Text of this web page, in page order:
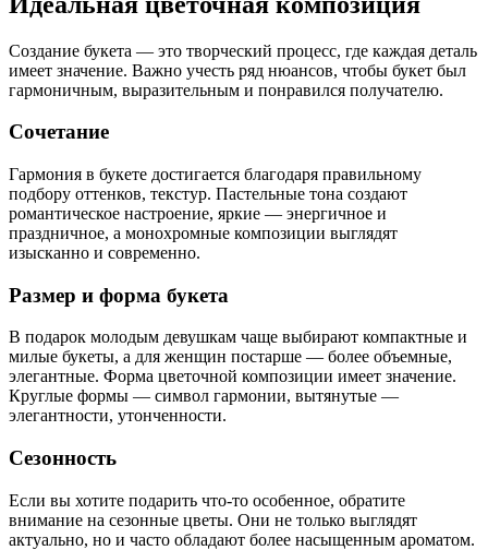
Создание букета — это творческий процесс, где каждая деталь
имеет значение. Важно учесть ряд нюансов, чтобы букет был
гармоничным, выразительным и понравился получателю.
Сочетание
Гармония в букете достигается благодаря правильному
подбору оттенков, текстур. Пастельные тона создают
романтическое настроение, яркие — энергичное и
праздничное, а монохромные композиции выглядят
изысканно и современно.
Размер и форма букета
В подарок молодым девушкам чаще выбирают компактные и
милые букеты, а для женщин постарше — более объемные,
элегантные. Форма цветочной композиции имеет значение.
Круглые формы — символ гармонии, вытянутые —
элегантности, утонченности.
Сезонность
Если вы хотите подарить что-то особенное, обратите
внимание на сезонные цветы. Они не только выглядят
актуально, но и часто обладают более насыщенным ароматом.